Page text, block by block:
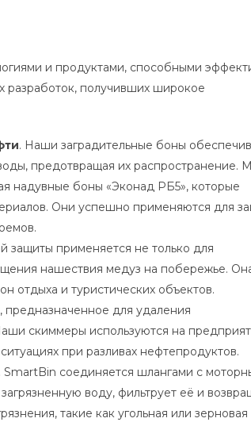
и продуктами, способными
разработок, получивших широкое
. Наши заградительные боны
предотвращая их распространение.
надувные боны «Эконад РБ5», которые
Они успешно применяются для
защиты применяется не только для
нашествия медуз на побережье.
отдыха и туристических объектов.
для удаления
скиммеры используются на
при разливах нефтепродуктов.
. SmartBin соединяется шлангами с
воду, фильтрует её и
такие как угольная или зерновая